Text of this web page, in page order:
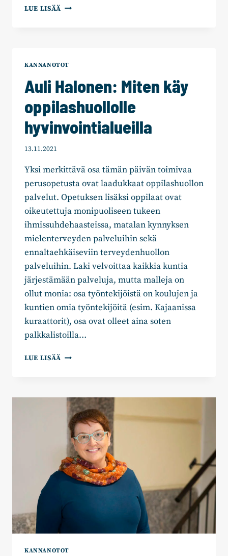
LUE LISÄÄ AULI
KANNANOTOT
Auli Halonen: Miten käy
oppilashuollolle
hyvinvointialueilla
13.11.2021
Yksi merkittävä osa tämän päivän toimivaa
perusopetusta ovat laadukkaat oppilashuollon
palvelut. Opetuksen lisäksi oppilaat ovat
oikeutettuja monipuoliseen tukeen
ihmissuhdehaasteissa, matalan kynnyksen
mielenterveyden palveluihin sekä
ennaltaehkäiseviin terveydenhuollon
palveluihin. Laki velvoittaa kaikkia kuntia
järjestämään palveluja, mutta malleja on
ollut monia: osa työntekijöistä on koulujen ja
kuntien omia työntekijöitä (esim. Kajaanissa
kuraattorit), osa ovat olleet aina soten
palkkalistoilla…
LUE LISÄÄ AULI
OPPILASHUOLLOLLE
HYVINVOINTIALUEILLA
KANNANOTOT